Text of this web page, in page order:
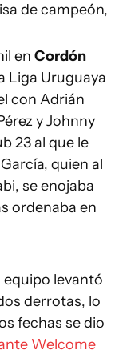
de campeón,
en Cordón
Liga Uruguaya
con Adrián
y Johnny
23 al que le
quien al
se enojaba
ordenaba en
equipo levantó
derrotas, lo
fechas se dio
Welcome